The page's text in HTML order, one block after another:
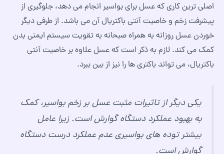
اصلی ترین کاری که عسل برای بواسیر انجام می دهد، جلوگیری از
پیشرفت زخم و خاصیت آنتی باکتریال آن می باشد. از طرفی دیگر
خوردن عسل روزانه به همراه صبحانه به تقویت سیستم ایمنی بدن
کمک می کند. لازم به ذکر است که عسل علاوه بر خاصیت آنتی
باکتریال، می تواند باکتری ها را نیز از بین ببرد.
یکی دیگر از تاثیرات مثبت عسل بر زخم بواسیر، کمک
به بهبود عملکرد دستگاه گوارش است. زیرا عامل
بیشتر توده های بواسیری عدم عملکرد درست دستگاه